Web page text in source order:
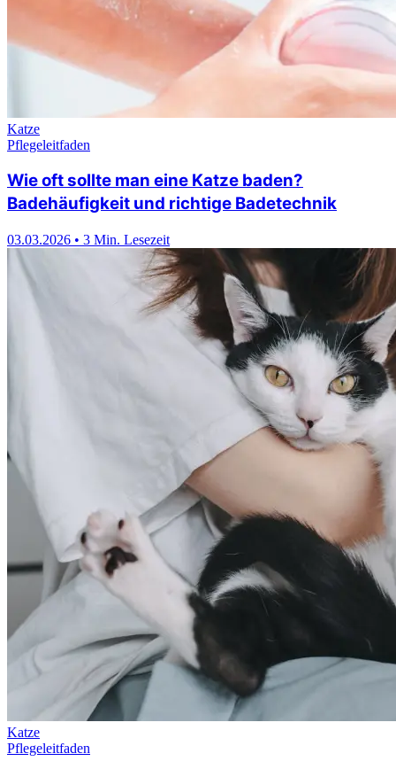
Katze
Pflegeleitfaden
Wie oft sollte man eine Katze baden?
Badehäufigkeit und richtige Badetechnik
03.03.2026 • 3 Min. Lesezeit
Katze
Pflegeleitfaden